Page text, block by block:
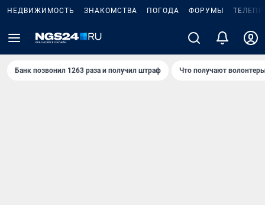
НЕДВИЖИМОСТЬ ЗНАКОМСТВА ПОГОДА ФОРУМЫ
Банк позвонил 1263 раза и получил штраф Что получают